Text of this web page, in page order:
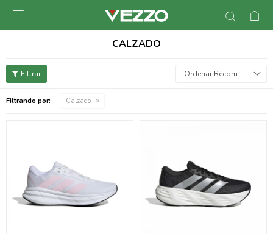

CALZADO
Recomendados
Filtrando por: Calzado